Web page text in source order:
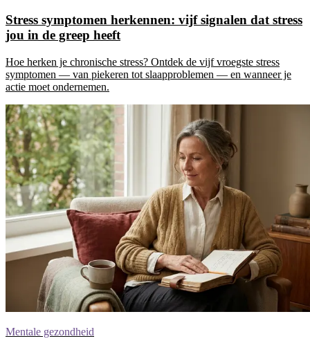
Stress symptomen herkennen: vijf signalen dat stress
jou in de greep heeft
Hoe herken je chronische stress? Ontdek de vijf vroegste stress
symptomen — van piekeren tot slaapproblemen — en wanneer je
actie moet ondernemen.
Mentale gezondheid